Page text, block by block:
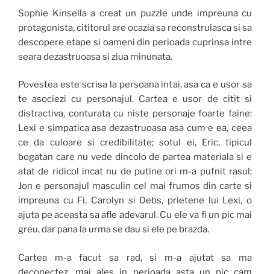
Sophie Kinsella a creat un puzzle unde impreuna cu
protagonista, cititorul are ocazia sa reconstruiasca si sa
descopere etape si oameni din perioada cuprinsa intre
seara dezastruoasa si ziua minunata.
Povestea este scrisa la persoana intai, asa ca e usor sa
te asociezi cu personajul. Cartea e usor de citit si
distractiva, conturata cu niste personaje foarte faine:
Lexi e simpatica asa dezastruoasa asa cum e ea, ceea
ce da culoare si credibilitate; sotul ei, Eric, tipicul
bogatan care nu vede dincolo de partea materiala si e
atat de ridicol incat nu de putine ori m-a pufnit rasul;
Jon e personajul masculin cel mai frumos din carte si
impreuna cu Fi, Carolyn si Debs, prietene lui Lexi, o
ajuta pe aceasta sa afle adevarul. Cu ele va fi un pic mai
greu, dar pana la urma se dau si ele pe brazda.
Cartea m-a facut sa rad, si m-a ajutat sa ma